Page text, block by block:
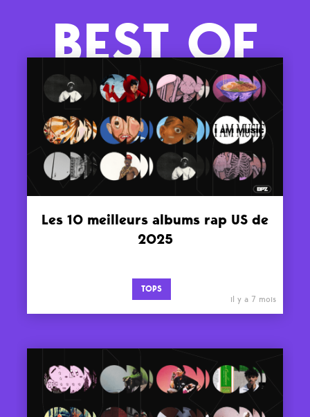
BEST OF
Les 10 meilleurs albums rap US de
2025
TOPS
il y a 7 mois